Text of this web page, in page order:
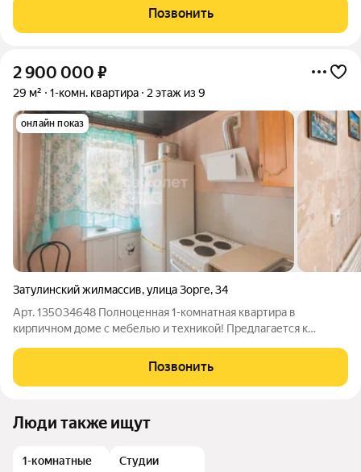
студию. Квартира находиться на комфортном 6-ом этаже. Дом
находиться в очень
Позвонить
2 900 000 ₽
29 м² 1-комн. квартира 2 этаж из 9
онлайн показ
Затулинский жилмассив,улица Зорге,34
Арт. 135034648 Полноценная 1-комнатная квартира в
кирпичном доме с мебелью и техникой! Предлагается к
доме классической кладки. Кирпичные дома ценятся за
отличную тепло- и шумоизоляцию: зимой
Позвонить
Люди также ищут
1-комнатные Студии